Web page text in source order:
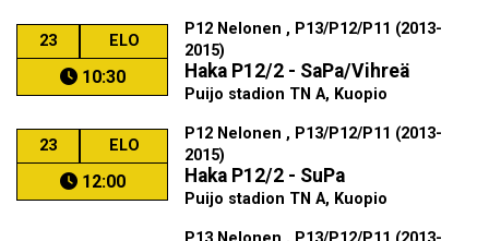
23 ELO
10:30
P12 Nelonen , P13/P12/P11 (2013-
2015)
Haka P12/2 - SaPa/Vihreä
Puijo stadion TN A, Kuopio
23 ELO
12:00
P12 Nelonen , P13/P12/P11 (2013-
2015)
Haka P12/2 - SuPa
Puijo stadion TN A, Kuopio